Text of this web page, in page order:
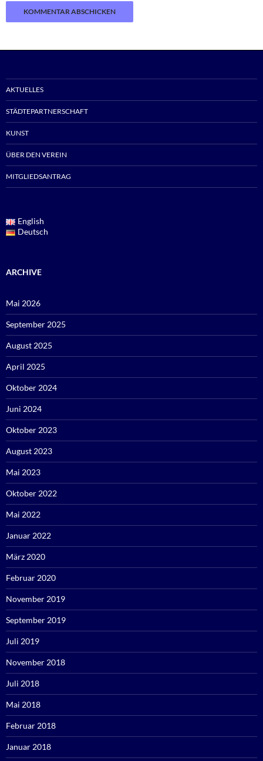
AKTUELLES
STÄDTEPARTNERSCHAFT
KUNST
ÜBER DEN VEREIN
MITGLIEDSANTRAG
English
Deutsch
ARCHIVE
Mai 2026
September 2025
August 2025
April 2025
Oktober 2024
Juni 2024
Oktober 2023
August 2023
Mai 2023
Oktober 2022
Mai 2022
Januar 2022
März 2020
Februar 2020
November 2019
September 2019
Juli 2019
November 2018
Juli 2018
Mai 2018
Februar 2018
Januar 2018